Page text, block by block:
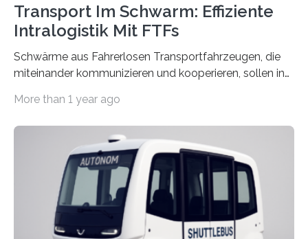
Transport Im Schwarm: Effiziente
Intralogistik Mit FTFs
Schwärme aus Fahrerlosen Transportfahrzeugen, die
miteinander kommunizieren und kooperieren, sollen in
An dieser innovativen Idee arbeiten Forschende aus
das Fraunhofer Institut für Integrierte Schaltungen IIS
die kommunikationstechnische Umsetzung erforscht,
untersucht das IPH – Institut für Integrierte Produktion
Hannover gGmbH anhand von
Materialflusssimulationen, ob die dezentrale Steuerung
effizienter ist als die zentrale Steuerung. Dafür sucht
More than 1 year ago